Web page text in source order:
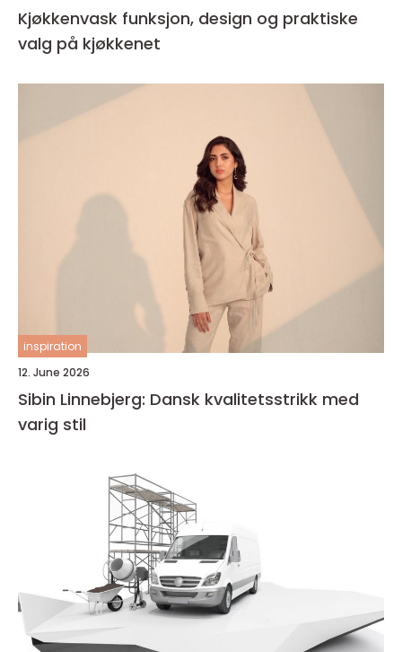
Kjøkkenvask funksjon, design og praktiske
valg på kjøkkenet
inspiration
12. June 2026
Sibin Linnebjerg: Dansk kvalitetsstrikk med
varig stil